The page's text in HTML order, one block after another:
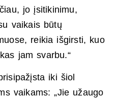
jo įsitikinimu,
vaikais būtų
reikia išgirsti, kuo
jam svarbu.“
iki šiol
vaikams: „Jie užaugo